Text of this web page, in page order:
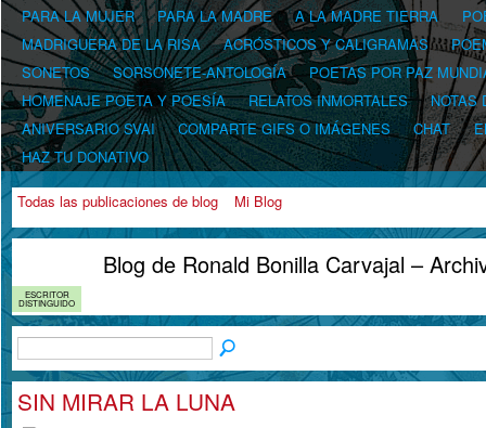
PARA LA MUJER
PARA LA MADRE A LA MADRE TIERRA
MADRIGUERA DE LA RISA
ACRÓSTICOS Y CALIGRAMAS
SONETOS
SORSONETE-ANTOLOGÍA
POETAS POR PAZ
HOMENAJE POETA Y POESÍA
RELATOS INMORTALES
NOTAS
ANIVERSARIO SVAI
COMPARTE GIFS O IMÁGENES CHAT
HAZ TU DONATIVO
Todas las publicaciones de blog Mi Blog
ESCRITOR
DISTINGUIDO
Blog de Ronald Bonilla Carvajal –
SIN MIRAR LA LUNA